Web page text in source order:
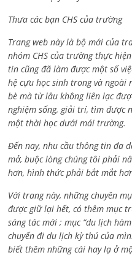
Thưa các bạn CHS của trường
Trang web này là bộ mới của
nhóm CHS của trường thực
tin cũng đã làm được một số
hệ cựu học sinh trong và
bè mà từ lâu không liên lạc
nghiệm sống, giải trí, tìm được
một thời học dưới mái trường.
Đến nay, nhu cầu thông tin đa
mở, buộc lòng chúng tôi phải
hơn, hình thức phải bắt mắt
Với trang này, những chuyên
được giữ lại hết, có thêm mục
sáng tác mới ; mục “du lịch
chuyến đi du lịch kỳ thú của
biết thêm những cái hay lạ ở